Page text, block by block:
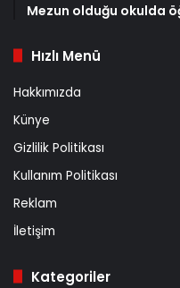
Mezun olduğu okulda
Hızlı Menü
Hakkımızda
Künye
Gizlilik Politikası
Kullanım Politikası
Reklam
İletişim
Kategoriler